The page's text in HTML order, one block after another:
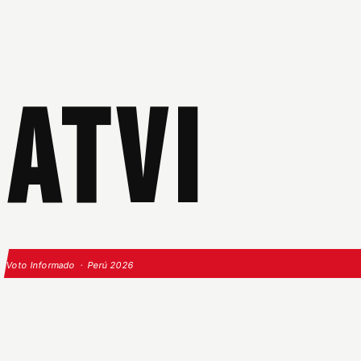
ATVI
Voto Informado · Perú 2026